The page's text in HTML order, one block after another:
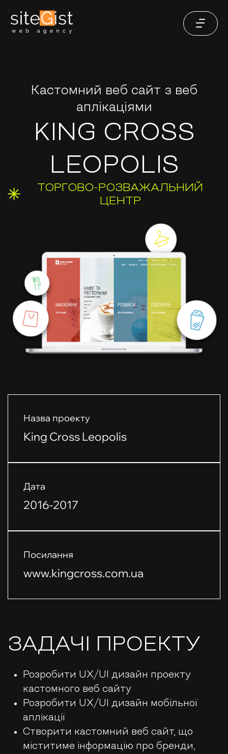
Кастомний веб сайт з веб
аплікаціями
KING CROSS
LEOPOLIS
ТОРГОВО-РОЗВАЖАЛЬНИЙ
ЦЕНТР
Назва проекту
King Cross Leopolis
Дата
2016-2017
Посилання
www.kingcross.com.ua
ЗАДАЧІ ПРОЕКТУ
Розробити UX/UI дизайн проекту
кастомного веб сайту
Розробити UX/UI дизайн мобільної
аплікації
Створити кастомний веб сайт, що
міститиме інформацію про бренди,